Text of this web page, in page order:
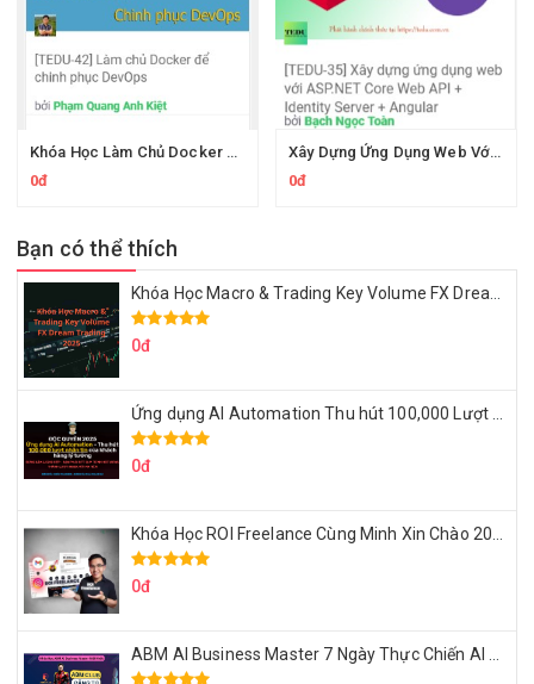
Khóa Học Làm Chủ Docker Để Chinh Phục DevOps Cùng Tedu
0đ
Xây Dựng Ứng Dụng Web Với ASP.NET Core Web API + Identity Server + Angular
0đ
Bạn có thể thích
0đ
0đ
0đ